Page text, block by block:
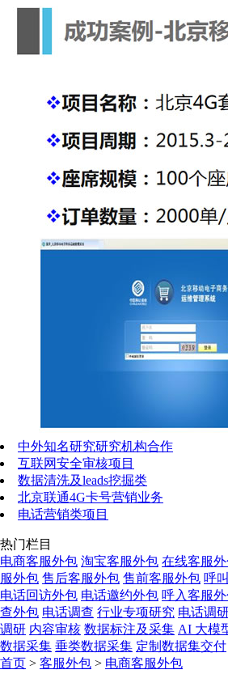
中外知名研究研究机构合作
互联网安全审核项目
数据清洗及leads挖掘类
北京联通4G卡号营销业务
电话营销类项目
热门栏目
电商客服外包 淘宝客服外包 在线客服
服外包 售后客服外包 售前客服外包 呼
电话回访外包 电话邀约外包 呼入客服
查外包 电话调查 行业专项研究 电话调
调研 内容审核 数据标注及采集 AI 大模
数据采集 垂类数据采集 定制数据集交付
首页 > 客服外包 > 电商客服外包